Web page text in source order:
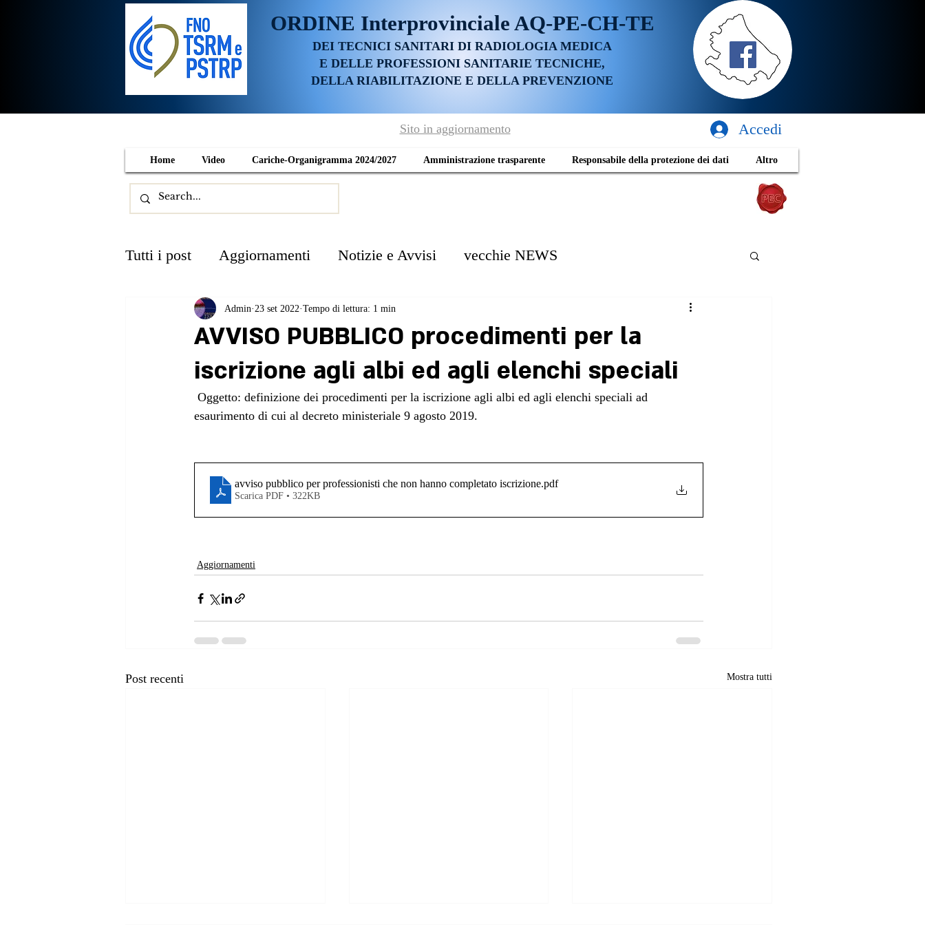
ORDINE Interprovinciale AQ-PE-CH-TE
DEI TECNICI SANITARI DI RADIOLOGIA MEDICA
E DELLE PROFESSIONI SANITARIE TECNICHE,
DELLA RIABILITAZIONE E DELLA PREVENZIONE
Sito in aggiornamento
Home Video Cariche-Organigramma 2024/2027 Amministrazione trasparente Responsabile della protezione dei dati Altro
Accedi
Tutti i post Aggiornamenti Notizie e Avvisi vecchie NEWS
AVVISO PUBBLICO procedimenti per la
iscrizione agli albi ed agli elenchi speciali
Admin 23 set 2022 Tempo di lettura: 1 min
esaurimento di cui al decreto ministeriale 9 agosto 2019.
avviso pubblico per professionisti che non hanno completato iscrizione.pdf
Scarica PDF • 322KB
Aggiornamenti
Post recenti Mostra tutti